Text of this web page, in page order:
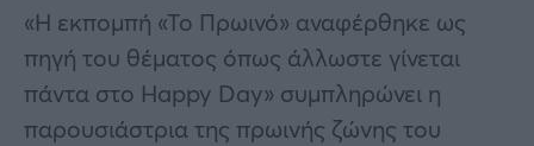
«Η εκπομπή «Το Πρωινό» αναφέρθηκε ως
πηγή του θέματος όπως άλλωστε γίνεται
πάντα στο Happy Day» συμπληρώνει η
παρουσιάστρια της πρωινής ζώνης του